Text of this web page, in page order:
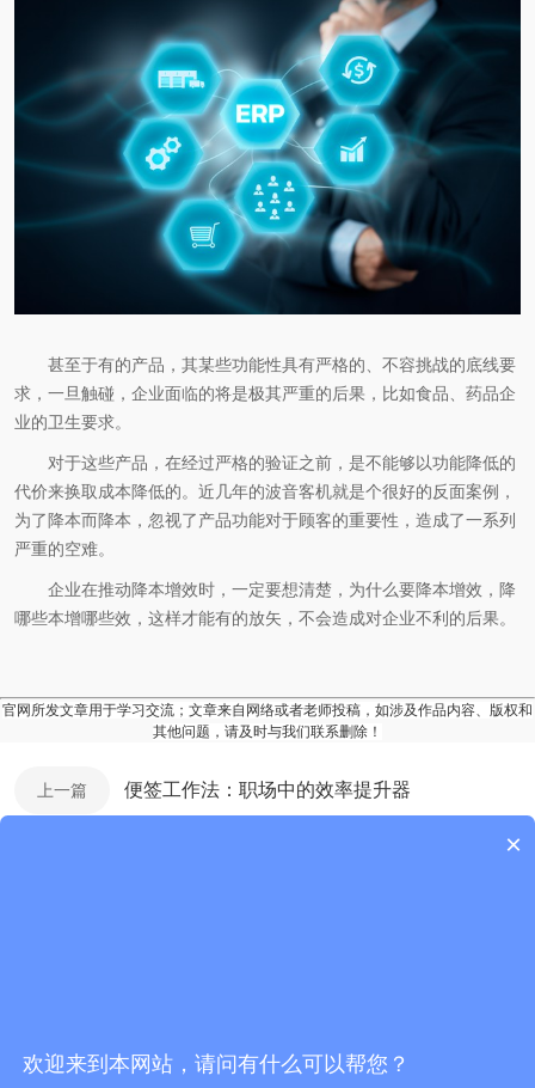
甚至于有的产品，其某些功能性具有严格的、不容挑战的底线要
求，一旦触碰，企业面临的将是极其严重的后果，比如食品、药品企
业的卫生要求。
对于这些产品，在经过严格的验证之前，是不能够以功能降低的
代价来换取成本降低的。近几年的波音客机就是个很好的反面案例，
为了降本而降本，忽视了产品功能对于顾客的重要性，造成了一系列
严重的空难。
企业在推动降本增效时，一定要想清楚，为什么要降本增效，降
哪些本增哪些效，这样才能有的放矢，不会造成对企业不利的后果。
官网所发文章用于学习交流；文章来自网络或者老师投稿，如涉及作品内容、版权和
其他问题，请及时与我们联系删除！
上一篇 便签工作法：职场中的效率提升器
落地咨询
卓越组织管理
卓越精益运营
卓越组织管理
战略梳理
企业文化
×
欢迎来到本网站，请问有什么可以帮您？